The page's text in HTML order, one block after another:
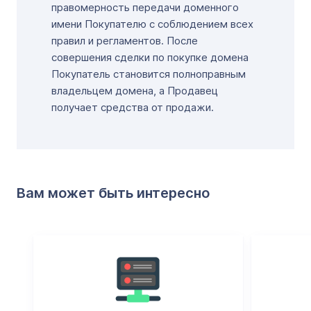
правомерность передачи доменного
имени Покупателю с соблюдением всех
правил и регламентов. После
совершения сделки по покупке домена
Покупатель становится полноправным
владельцем домена, а Продавец
получает средства от продажи.
Вам может быть интересно